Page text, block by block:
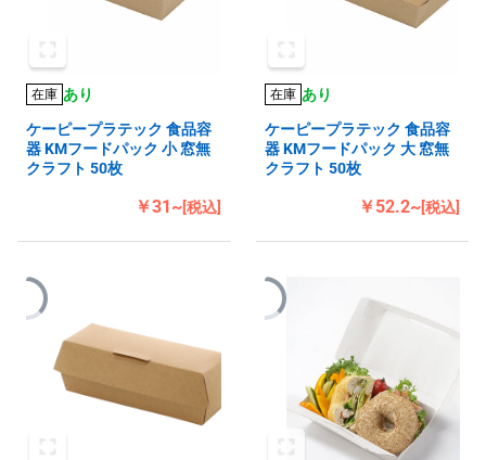
在庫 あり
ケーピープラテック 食品容
器 KMフードパック 小 窓無
クラフト 50枚
￥31~[税込]
在庫 あり
ケーピープラテック 食品容
器 KMフードパック 大 窓無
クラフト 50枚
￥52.2~[税込]